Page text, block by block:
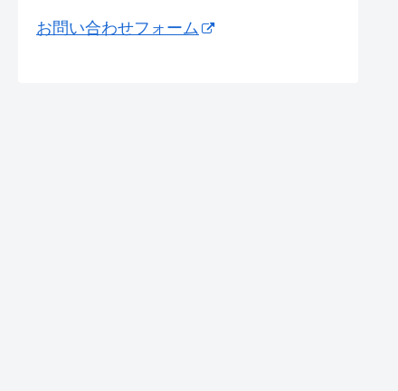
お問い合わせフォーム